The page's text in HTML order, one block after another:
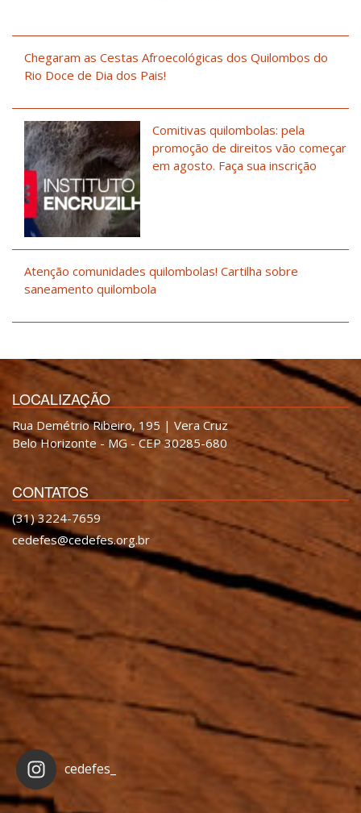
Chegaram as Cestas Afroecológicas dos Quilombos do
Rio Doce de Dia dos Pais!
Comitivas quilombolas: pela
promoção de direitos vão começar
em agosto. Faça sua inscrição
Atenção comunidades quilombolas! Cartilha sobre
saneamento quilombola
LOCALIZAÇÃO
Rua Demétrio Ribeiro, 195 | Vera Cruz
Belo Horizonte - MG - CEP 30285-680
CONTATOS
(31) 3224-7659
cedefes@cedefes.org.br
cedefes_